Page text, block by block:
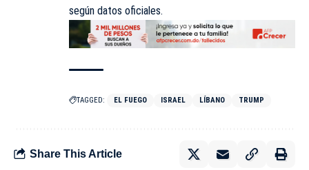
según datos oficiales.
TAGGED: EL FUEGO ISRAEL LÍBANO TRUMP
Share This Article